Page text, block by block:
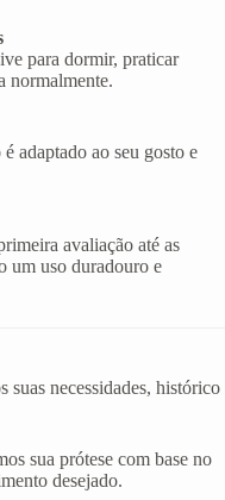
para dormir, praticar
normalmente.
adaptado ao seu gosto e
avaliação até as
um uso duradouro e
suas necessidades, histórico
sua prótese com base no
desejado.